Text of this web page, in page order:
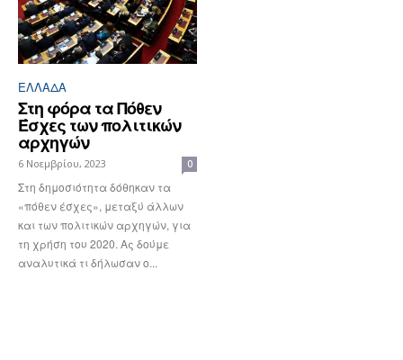
ΕΛΛΆΔΑ
Στη φόρα τα Πόθεν
Έσχες των πολιτικών
αρχηγών
6 Νοεμβρίου, 2023 0
Στη δημοσιότητα δόθηκαν τα
«πόθεν έσχες», μεταξύ άλλων
και των πολιτικών αρχηγών, για
τη χρήση του 2020. Ας δούμε
αναλυτικά τι δήλωσαν ο...